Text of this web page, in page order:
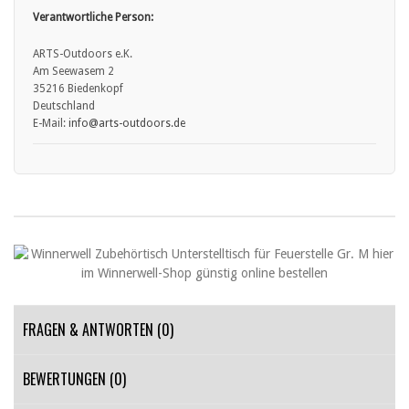
• Produkt bei Beschädigung nicht weiter verwenden und ggf. durch
• Hinweise zur sicheren Entsorgung und Lagerung von Brennstoffen
sowie nicht im Lieferumfang enthaltenem Gaszubehör beachten.
Verantwortliche Person:
ARTS-Outdoors e.K.
Am Seewasem 2
35216 Biedenkopf
Deutschland
E-Mail: info@arts-outdoors.de
FRAGEN & ANTWORTEN (0)
BEWERTUNGEN (0)